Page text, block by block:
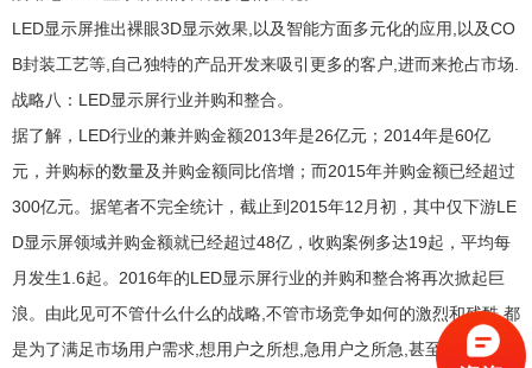
LED显示屏推出裸眼3D显示效果,以及智能方面多元化的应用,以及CO
B封装工艺等,自己独特的产品开发来吸引更多的客户,进而来抢占市场.
战略八：LED显示屏行业并购和整合。
据了解，LED行业的兼并购金额2013年是26亿元；2014年是60亿
元，并购标的数量及并购金额同比倍增；而2015年并购金额已经超过
300亿元。据笔者不完全统计，截止到2015年12月初，其中仅下游LE
D显示屏领域并购金额就已经超过48亿，收购案例多达19起，平均每
月发生1.6起。2016年的LED显示屏行业的并购和整合将再次掀起巨
浪。由此见可不管什么什么的战略,不管市场竞争如何的激烈和残酷,都
是为了满足市场用户需求,想用户之所想,急用户之所急,甚至帮用户想